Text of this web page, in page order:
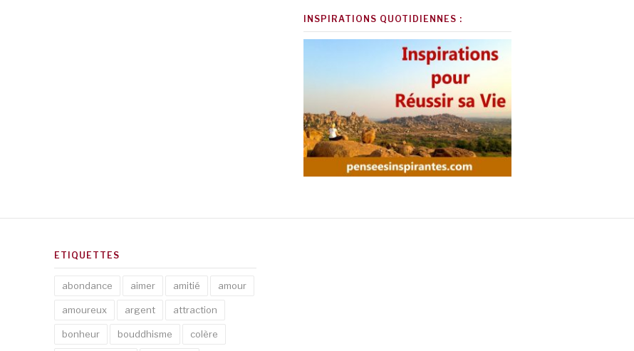
INSPIRATIONS QUOTIDIENNES :
ETIQUETTES
abondance aimer amitié amour
amoureux argent attraction
bonheur bouddhisme colère